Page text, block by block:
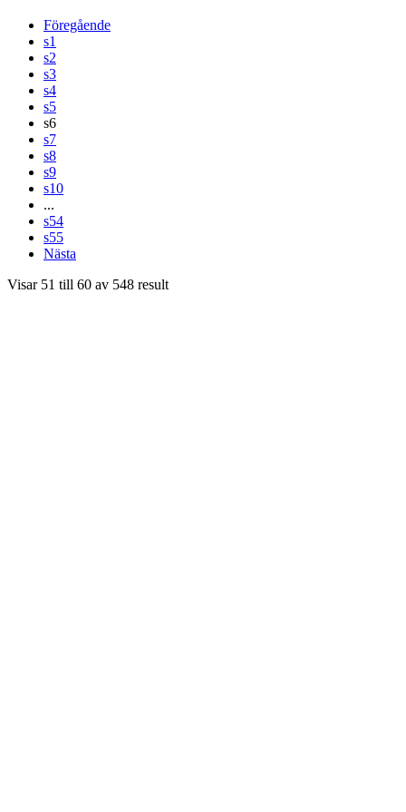
Föregående
s1
s2
s3
s4
s5
s6
s7
s8
s9
s10
...
s54
s55
Nästa
Visar 51 till 60 av 548 result